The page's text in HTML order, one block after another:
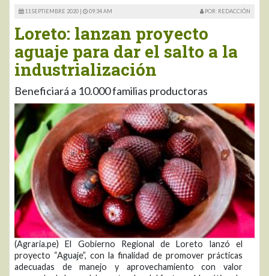
11 SEPTIEMBRE 2020 | 09:34 AM POR: REDACCIÓN
Loreto: lanzan proyecto
aguaje para dar el salto a la
industrialización
Beneficiará a 10.000 familias productoras
(Agraria.pe) El Gobierno Regional de Loreto lanzó el
proyecto “Aguaje”, con la finalidad de promover prácticas
adecuadas de manejo y aprovechamiento con valor